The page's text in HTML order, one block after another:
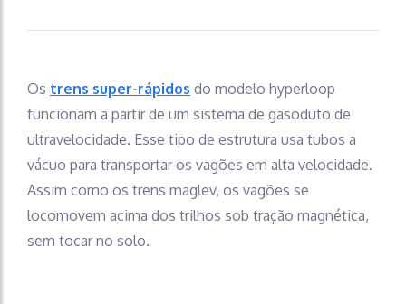
Os trens super-rápidos do modelo hyperloop
funcionam a partir de um sistema de gasoduto de
ultravelocidade. Esse tipo de estrutura usa tubos a
vácuo para transportar os vagões em alta velocidade.
Assim como os trens maglev, os vagões se
locomovem acima dos trilhos sob tração magnética,
sem tocar no solo.